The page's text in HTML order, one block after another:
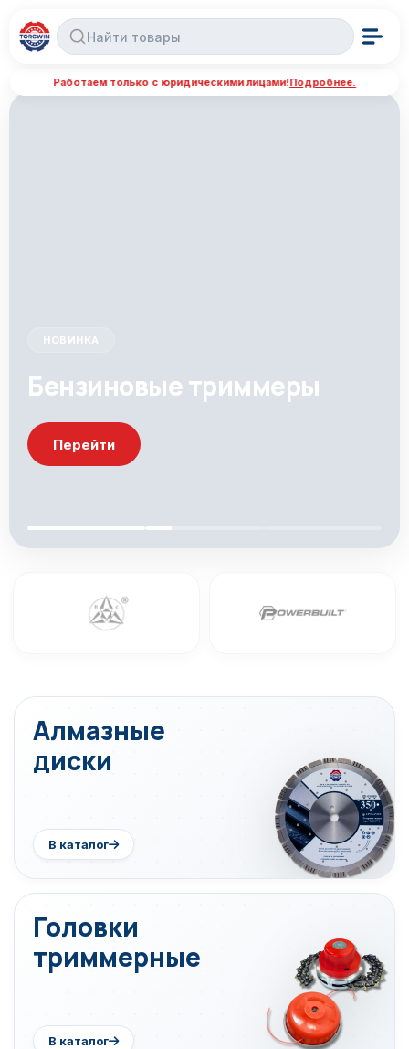
Работаем только с юридическими лицами!Подробнее.
НОВИНКА
Бензиновые триммеры
Перейти
Алмазные
диски
В каталог
Головки
триммерные
В каталог